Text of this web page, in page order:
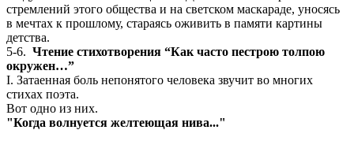
стремлений этого общества и на светском маскараде, уносясь
в мечтах к прошлому, стараясь оживить в памяти картины
детства.
5-6. Чтение стихотворения “Как часто пестрою толпою
окружен…”
I. Затаенная боль непонятого человека звучит во многих
стихах поэта.
Вот одно из них.
"Когда волнуется желтеющая нива..."